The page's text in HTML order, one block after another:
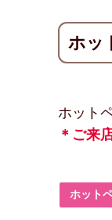
ホッ
ホット
＊ご来
ホット